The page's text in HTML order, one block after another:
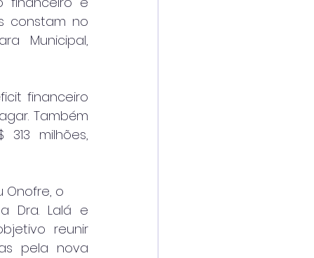
constam no
Municipal,
financeiro
Também
milhões,
Onofre, o
Dra. Lalá e
reunir
pela nova